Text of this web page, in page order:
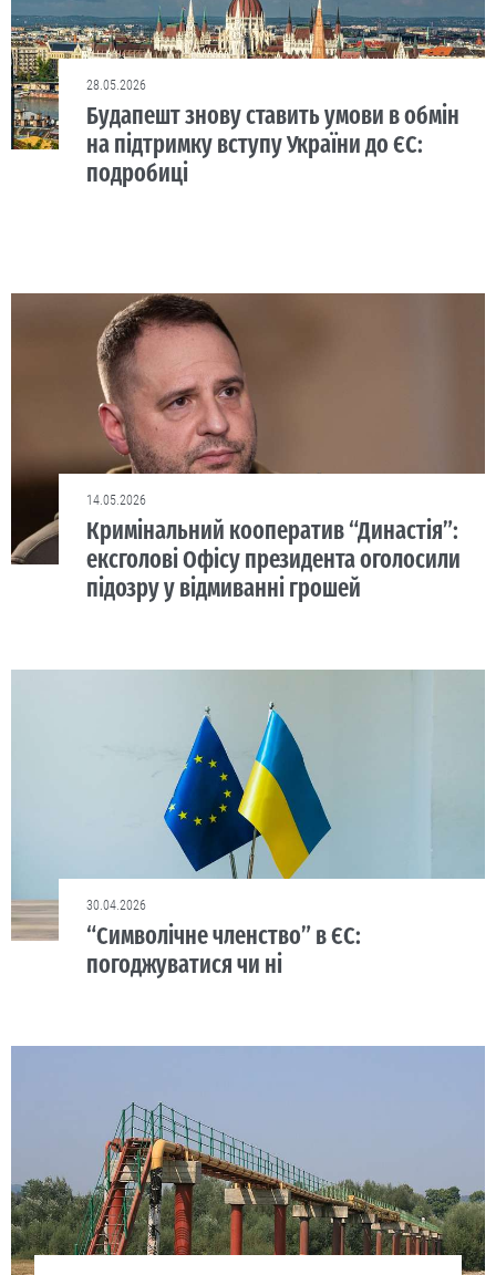
28.05.2026
Будапешт знову ставить умови в обмін
на підтримку вступу України до ЄС:
подробиці
14.05.2026
Кримінальний кооператив “Династія”:
ексголові Офісу президента оголосили
підозру у відмиванні грошей
30.04.2026
“Символічне членство” в ЄС:
погоджуватися чи ні